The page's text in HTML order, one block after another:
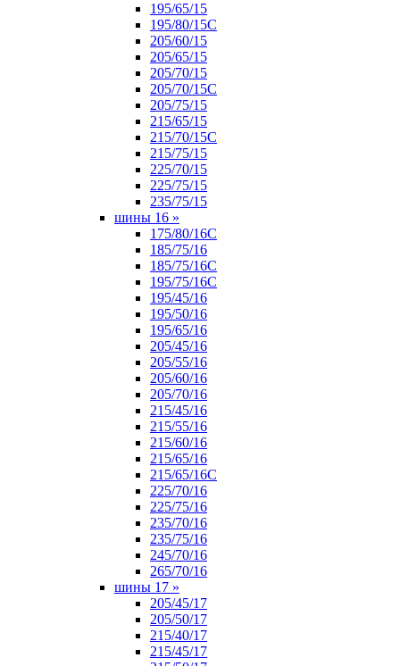
195/65/15
195/80/15С
205/60/15
205/65/15
205/70/15
205/70/15С
205/75/15
215/65/15
215/70/15C
215/75/15
225/70/15
225/75/15
235/75/15
шины 16 »
175/80/16С
185/75/16
185/75/16С
195/75/16С
195/45/16
195/50/16
195/65/16
205/45/16
205/55/16
205/60/16
205/70/16
215/45/16
215/55/16
215/60/16
215/65/16
215/65/16С
225/70/16
225/75/16
235/70/16
235/75/16
245/70/16
265/70/16
шины 17 »
205/45/17
205/50/17
215/40/17
215/45/17